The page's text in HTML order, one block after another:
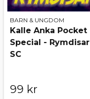
BARN & UNGDOM
Kalle Anka Pocket
Special - Rymdisar
SC
99 kr